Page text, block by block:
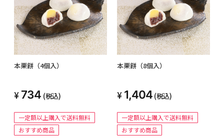
本栗餅（4個入）
734 (税込)
一定額以上購入で送料無料
おすすめ商品
本栗餅（8個入）
1,404 (税込)
一定額以上購入で送料無料
おすすめ商品